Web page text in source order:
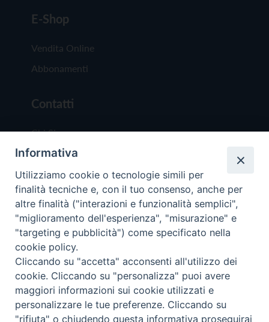
E-Shop
Vendita Online
Abbonamenti
Contatti
Chi Siamo
Redazione
Scrivici
Copyright © 2019 - Tutti i diritti riservati - Vita
Trentina Editrice
Privacy Policy
Torna
Informativa
Utilizziamo cookie o tecnologie simili per
finalità tecniche e, con il tuo consenso, anche per
altre finalità ("interazioni e funzionalità semplici",
"miglioramento dell'esperienza", "misurazione" e
"targeting e pubblicità") come specificato nella
cookie policy.
Cliccando su "accetta" acconsenti all'utilizzo dei
cookie. Cliccando su "personalizza" puoi avere
maggiori informazioni sui cookie utilizzati e
personalizzare le tue preferenze. Cliccando su
"rifiuta" o chiudendo questa informativa proseguirai